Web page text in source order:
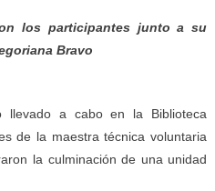
los participantes junto a su
Bravo
llevado a cabo en la Biblioteca
de la maestra técnica voluntaria
la culminación de una unidad